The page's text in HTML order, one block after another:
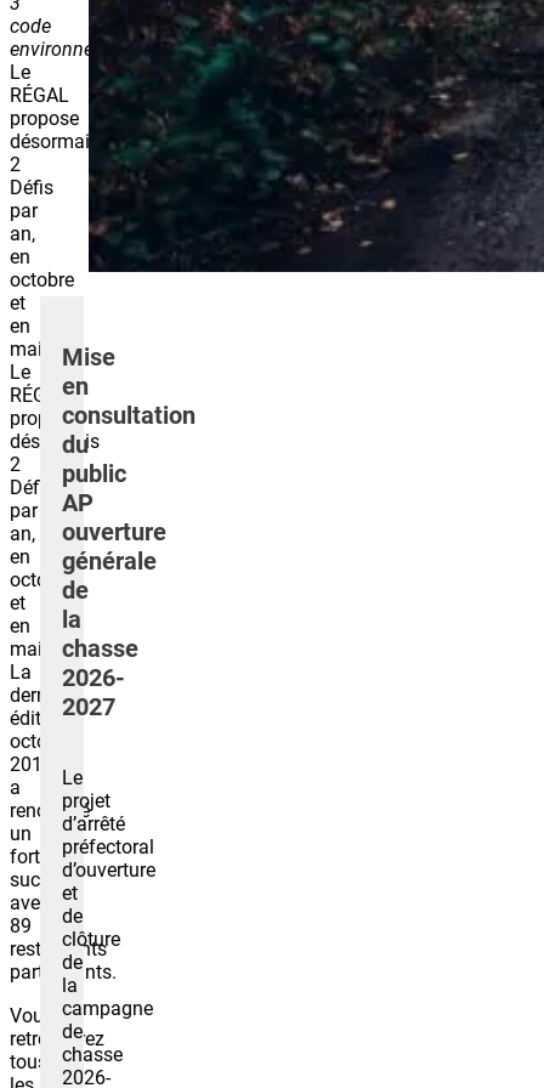
code
environnement)
.
Le
RÉGAL
propose
désormais
2
Défis
par
an,
en
octobre
et
en
mai.
Le
RÉGAL
propose
désormais
2
Défis
par
an,
en
octobre
et
en
mai.
La
dernière
édition,
octobre
2019,
a
rencontré
un
fort
succès
avec
89
restaurants
participants.
Vous
retrouverez
tous
Mise
en
consultation
du
public
AP
ouverture
générale
de
la
chasse
2026-
2027
Le
projet
d’arrêté
préfectoral
d’ouverture
et
de
clôture
de
la
campagne
de
chasse
2026-